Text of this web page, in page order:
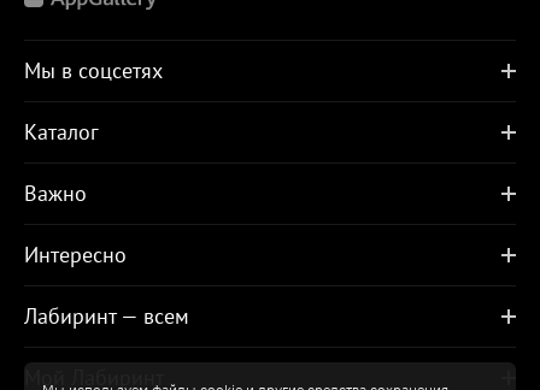
Мы в соцсетях
Каталог
Важно
Интересно
Лабиринт — всем